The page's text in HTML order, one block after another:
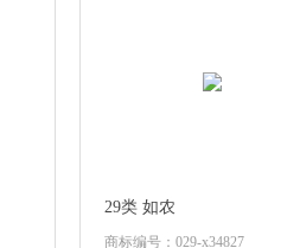
29类 如农
商标编号：029-x34827